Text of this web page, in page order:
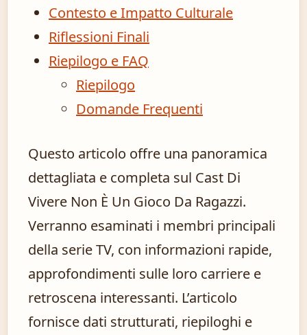
Contesto e Impatto Culturale
Riflessioni Finali
Riepilogo e FAQ
Riepilogo
Domande Frequenti
Questo articolo offre una panoramica
dettagliata e completa sul Cast Di
Vivere Non È Un Gioco Da Ragazzi.
Verranno esaminati i membri principali
della serie TV, con informazioni rapide,
approfondimenti sulle loro carriere e
retroscena interessanti. L’articolo
fornisce dati strutturati, riepiloghi e